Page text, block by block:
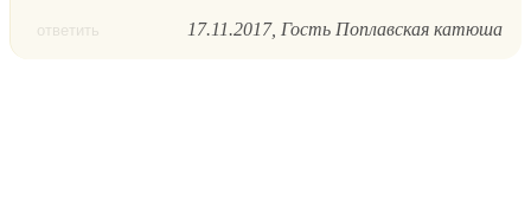
ответить 17.11.2017 Гость Поплавская катюша